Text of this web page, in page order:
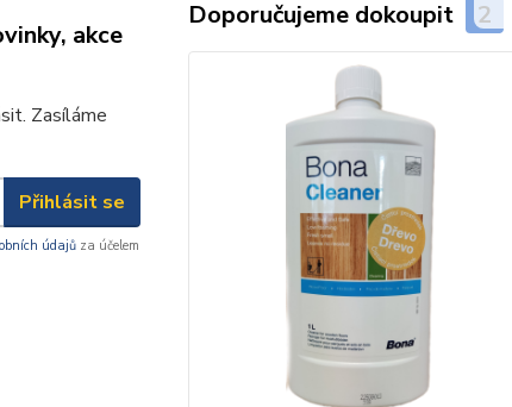
akce
Zasíláme
Přihlásit se
údajů za účelem
Doporučujeme dokoupit 2